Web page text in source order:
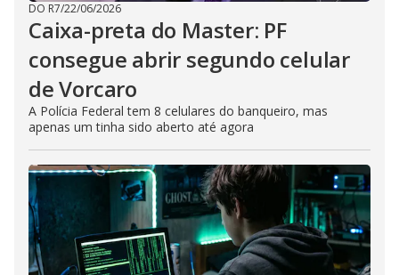
DO R7/22/06/2026
Caixa-preta do Master: PF
consegue abrir segundo celular
de Vorcaro
A Polícia Federal tem 8 celulares do banqueiro, mas
apenas um tinha sido aberto até agora